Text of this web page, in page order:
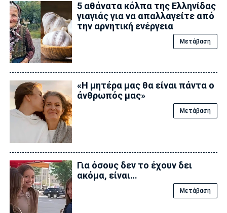
5 αθάνατα κόλπα της Ελληνίδας
γιαγιάς για να απαλλαγείτε από
την αρνητική ενέργεια
Μετάβαση
«Η μητέρα μας θα είναι πάντα ο
άνθρωπός μας»
Μετάβαση
Για όσους δεν το έχουν δει
ακόμα, είναι…
Μετάβαση